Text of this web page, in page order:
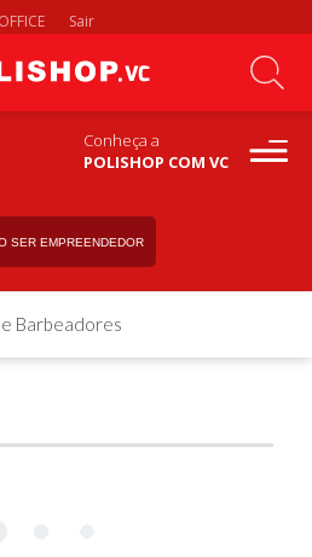
Sair
Conheça a
POLISHOP COM VC
SER EMPREENDEDOR
Barbeadores